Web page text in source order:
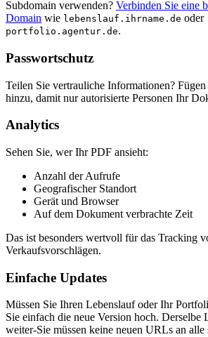
Subdomain verwenden? Verbinden Sie eine
Domain wie lebenslauf.ihrname.de oder
portfolio.agentur.de.
Passwortschutz
Teilen Sie vertrauliche Informationen?
hinzu, damit nur autorisierte Personen Ihr
Analytics
Sehen Sie, wer Ihr PDF ansieht:
Anzahl der Aufrufe
Geografischer Standort
Gerät und Browser
Auf dem Dokument verbrachte Zeit
Das ist besonders wertvoll für das Tracking
Verkaufsvorschlägen.
Einfache Updates
Müssen Sie Ihren Lebenslauf oder Ihr
Sie einfach die neue Version hoch.
weiter-Sie müssen keine neuen URLs an alle